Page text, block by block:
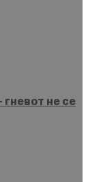
гневот не се